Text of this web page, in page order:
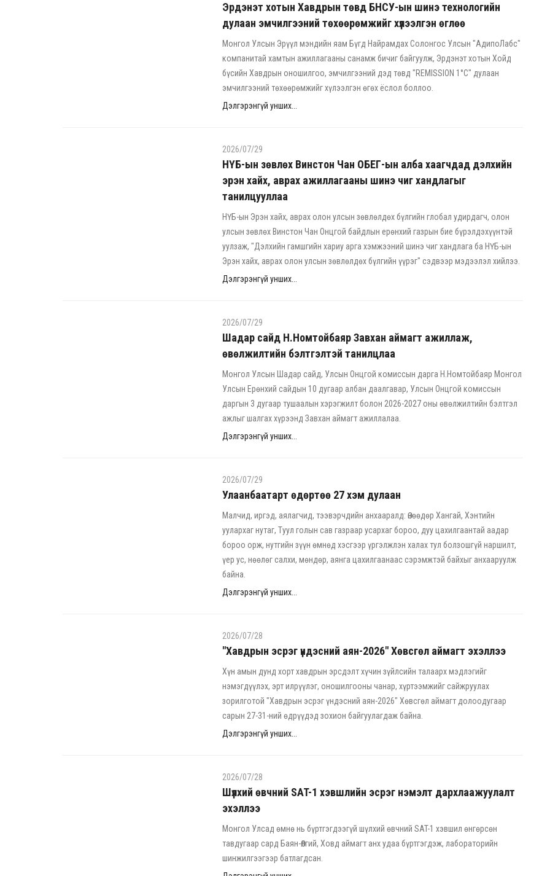
Эрдэнэт хотын Хавдрын төвд БНСУ-ын шинэ технологийн
дулаан эмчилгээний төхөөрөмжийг хүлээлгэн өглөө
Монгол Улсын Эрүүл мэндийн яам Бүгд Найрамдах Солонгос Улсын "АдипоЛабс"
компанитай хамтын ажиллагааны санамж бичиг байгуулж, Эрдэнэт хотын Хойд
бүсийн Хавдрын оношилгоо, эмчилгээний дэд төвд "REMISSION 1°C" дулаан
эмчилгээний төхөөрөмжийг хүлээлгэн өгөх ёслол боллоо.
Дэлгэрэнгүй унших...
2026/07/29
НҮБ-ын зөвлөх Винстон Чан ОБЕГ-ын алба хаагчдад дэлхийн
эрэн хайх, аврах ажиллагааны шинэ чиг хандлагыг
танилцууллаа
НҮБ-ын Эрэн хайх, аврах олон улсын зөвлөлдөх бүлгийн глобал удирдагч, олон
улсын зөвлөх Винстон Чан Онцгой байдлын ерөнхий газрын бие бүрэлдэхүүнтэй
уулзаж, "Дэлхийн гамшгийн хариу арга хэмжээний шинэ чиг хандлага ба НҮБ-ын
Эрэн хайх, аврах олон улсын зөвлөлдөх бүлгийн үүрэг" сэдвээр мэдээлэл хийлээ.
Дэлгэрэнгүй унших...
2026/07/29
Шадар сайд Н.Номтойбаяр Завхан аймагт ажиллаж,
өвөлжилтийн бэлтгэлтэй танилцлаа
Монгол Улсын Шадар сайд, Улсын Онцгой комиссын дарга Н.Номтойбаяр Монгол
Улсын Ерөнхий сайдын 10 дугаар албан даалгавар, Улсын Онцгой комиссын
даргын 3 дугаар тушаалын хэрэгжилт болон 2026-2027 оны өвөлжилтийн бэлтгэл
ажлыг шалгах хүрээнд Завхан аймагт ажиллалаа.
Дэлгэрэнгүй унших...
2026/07/29
Улаанбаатарт өдөртөө 27 хэм дулаан
Малчид, иргэд, аялагчид, тээвэрчдийн анхааралд: Өнөөдөр Хангай, Хэнтийн
уулархаг нутаг, Туул голын сав газраар усархаг бороо, дуу цахилгаантай аадар
бороо орж, нутгийн зүүн өмнөд хэсгээр үргэлжлэн халах тул болзошгүй наршилт,
үер ус, нөөлөг салхи, мөндөр, аянга цахилгаанаас сэрэмжтэй байхыг анхааруулж
байна.
Дэлгэрэнгүй унших...
2026/07/28
"Хавдрын эсрэг үндэсний аян-2026" Хөвсгөл аймагт эхэллээ
Хүн амын дунд хорт хавдрын эрсдэлт хүчин зүйлсийн талаарх мэдлэгийг
нэмэгдүүлэх, эрт илрүүлэг, оношилгооны чанар, хүртээмжийг сайжруулах
зорилготой "Хавдрын эсрэг үндэсний аян-2026" Хөвсгөл аймагт долоодугаар
сарын 27-31-ний өдрүүдэд зохион байгуулагдаж байна.
Дэлгэрэнгүй унших...
2026/07/28
Шүлхий өвчний SAT-1 хэвшлийн эсрэг нэмэлт дархлаажуулалт
эхэллээ
Монгол Улсад өмнө нь бүртгэгдээгүй шүлхий өвчний SAT-1 хэвшил өнгөрсөн
тавдугаар сард Баян-Өлгий, Ховд аймагт анх удаа бүртгэгдэж, лабораторийн
шинжилгээгээр батлагдсан.